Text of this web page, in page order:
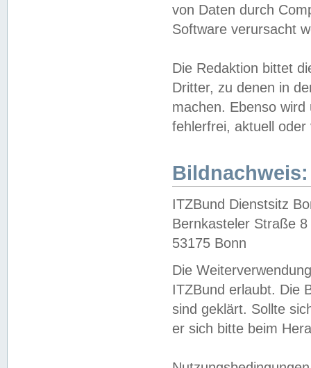
von Daten durch
Software verursacht
Die Redaktion bittet
Dritter, zu denen in
machen. Ebenso
fehlerfrei, aktuell oder
Bildnachweis:
ITZBund Dienstsitz
Bernkasteler Straße 8
53175 Bonn
Die
ITZBund erlaubt. Die
sind geklärt. Sollte
er sich bitte beim